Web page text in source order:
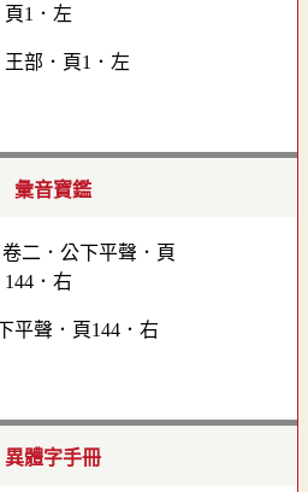
部．頁1．左
彙音寶鑑
平聲．頁144．右
異體字手冊